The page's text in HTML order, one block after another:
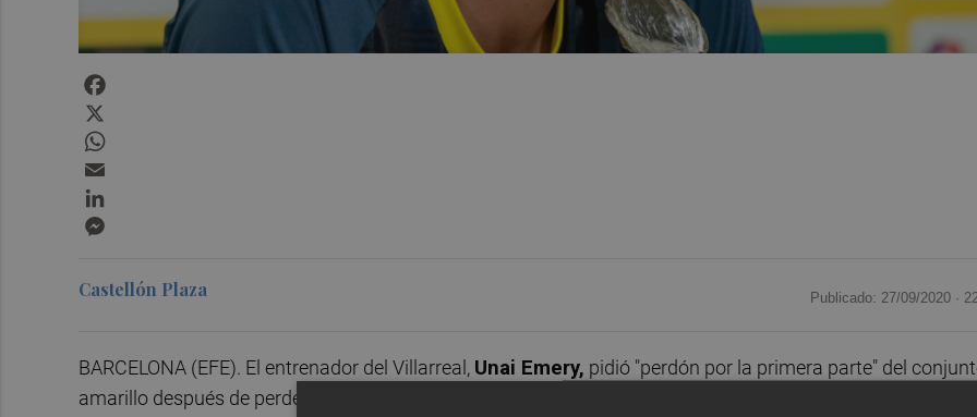
Castellón Plaza Publicado: 27/09/2020 ·
BARCELONA (EFE). El entrenador del Villarreal, Unai Emery, pidió "perdón por la primera parte" del
amarillo después de perder por 4-0 ante el Barcelona en el Camp Nou en la tercera jornada de Liga.